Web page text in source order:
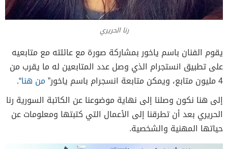
رنا الحريري
يقوم الفنان باسم ياخور بمشاركة صورة مع عائلته مع متابعيه
على تطبيق انستجرام الذي وصل عدد المتابعين له ما يقرب من
4 مليون متابع، ويمكن متابعة انسجرام باسم ياخور”
من هنا“.
إلى هنا نكون وصلنا إلى نهاية موضوعنا عن الكاتبة السورية رنا
الحريري بعد أن تطرقنا إلى الأعمال التي كتبتها ومعلومات عن
حياتها المهنية والشخصية.